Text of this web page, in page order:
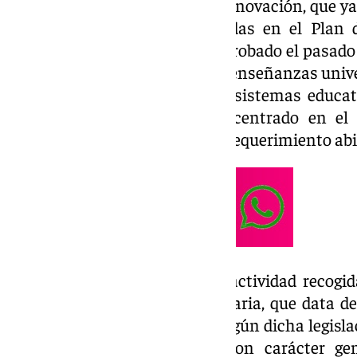
primeras actividades contenidas en el
Andalucía para el año 2024, aprobado el
se orienta hacia los centros de enseñanzas
y expiden títulos conforme a sistemas
primeras diligencias se han centrado en
University, que cuenta con un requerimiento
La acción inspectora es una actividad
andaluza en materia universitaria, que data
implementado hasta ahora. Según dicha
debe encargarse de vigilar, con carácter